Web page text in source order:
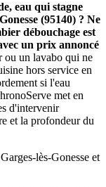
eau qui stagne
(95140) ? Ne
débouchage est
un prix annoncé
ou un lavabo qui ne
hors service en
si l'eau
met en
d'intervenir
et la profondeur du
lès-Gonesse et